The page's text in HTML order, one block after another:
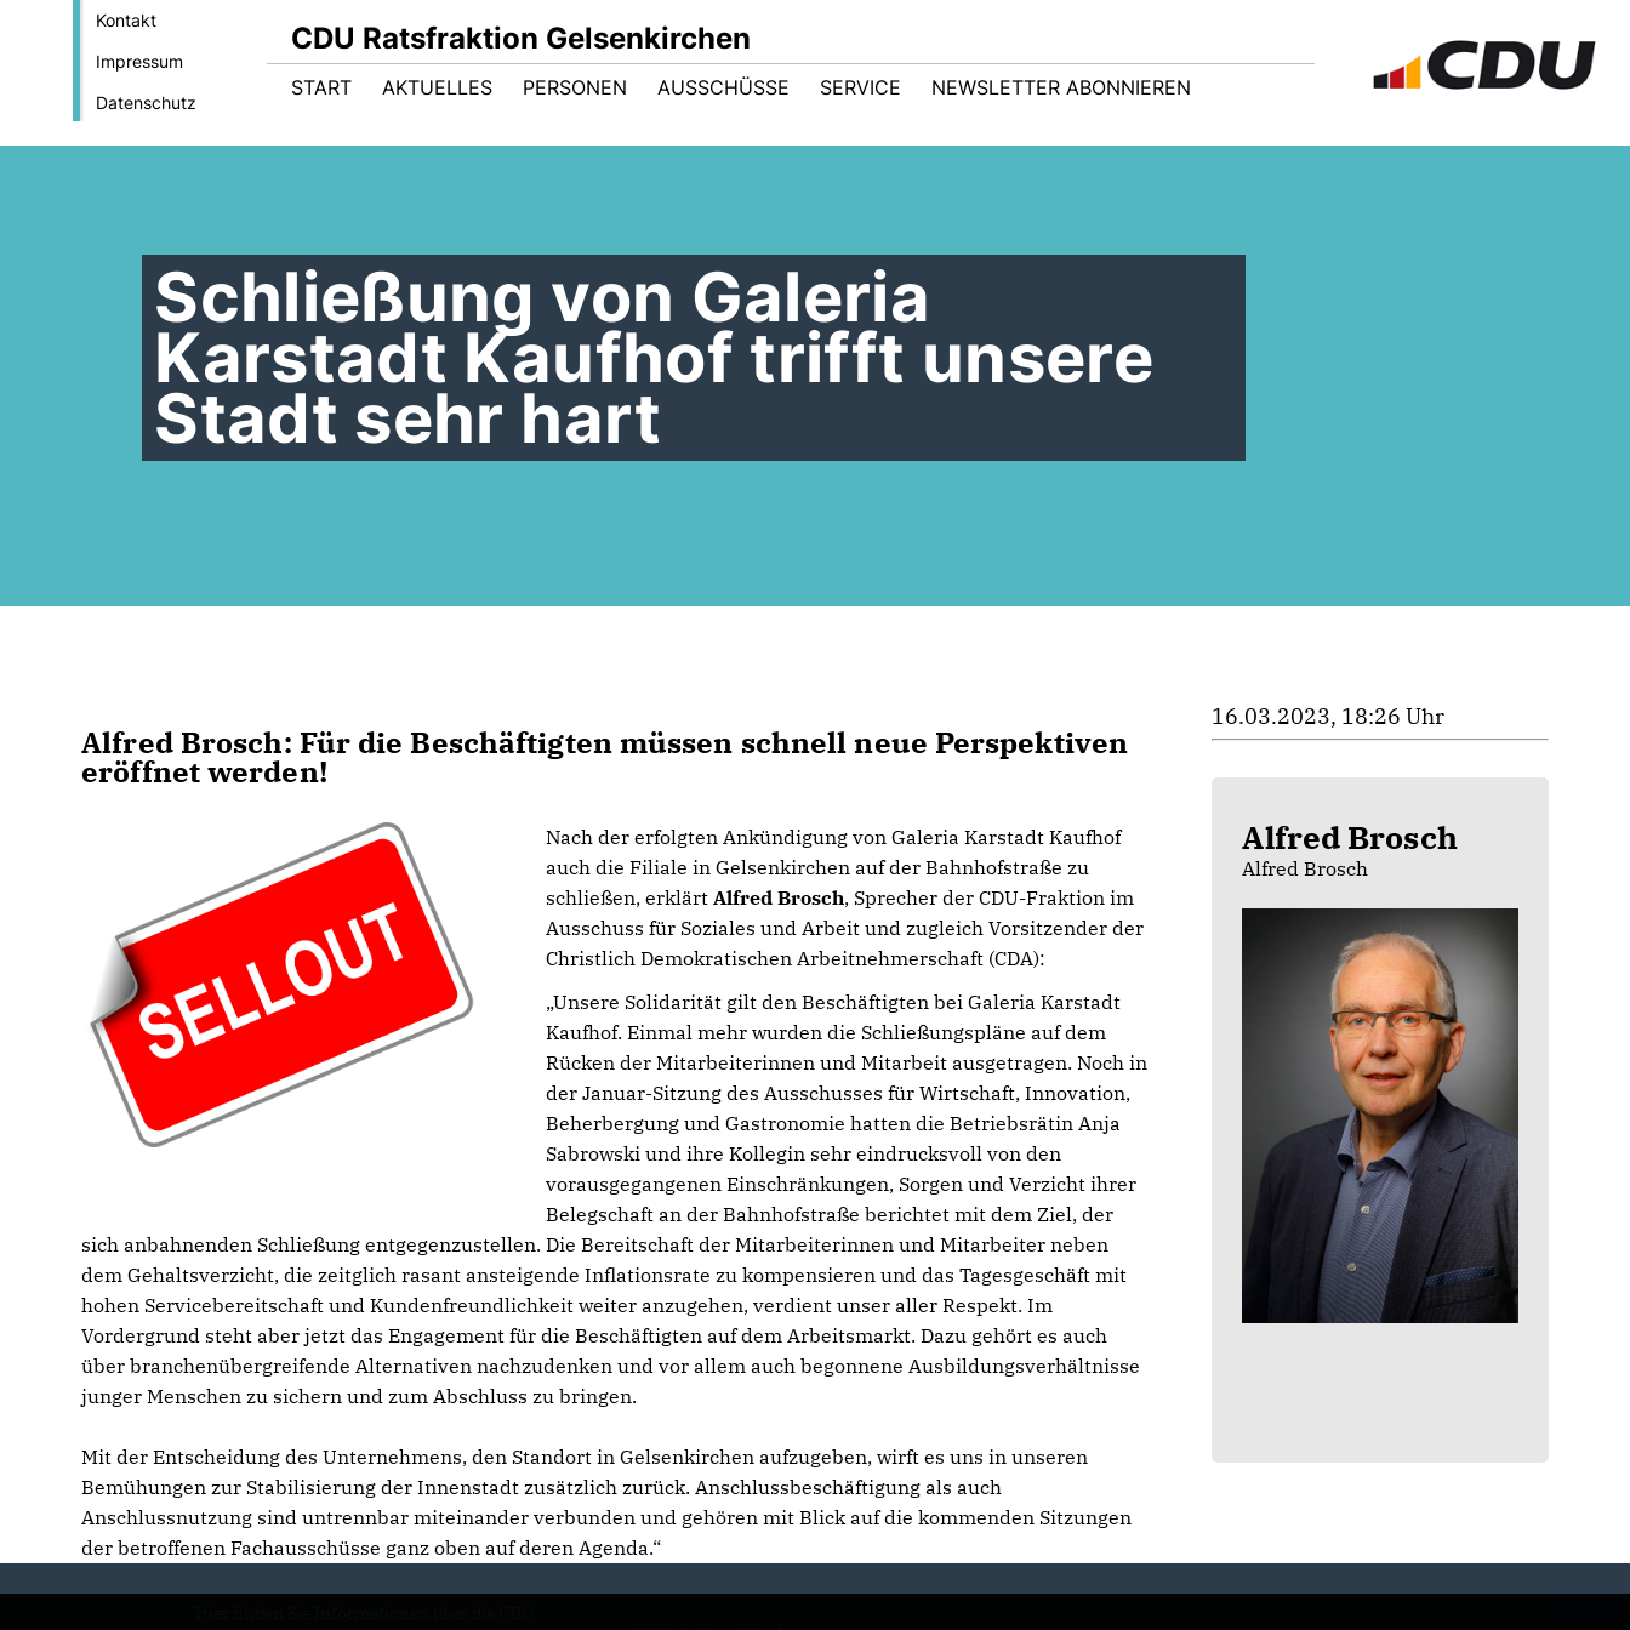
Kontakt
Impressum
Datenschutz
CDU Ratsfraktion Gelsenkirchen
START AKTUELLES PERSONEN AUSSCHÜSSE SERVICE NEWSLETTER ABONNIEREN
Schließung von Galeria
Karstadt Kaufhof trifft unsere
Stadt sehr hart
Alfred Brosch: Für die Beschäftigten müssen schnell neue Perspektiven
eröffnet werden!
Nach der erfolgten Ankündigung von Galeria Karstadt Kaufhof
auch die Filiale in Gelsenkirchen auf der Bahnhofstraße zu
schließen, erklärtAlfred Brosch, Sprecher der CDU-Fraktion im
Ausschuss für Soziales und Arbeit und zugleich Vorsitzender der
Christlich Demokratischen Arbeitnehmerschaft (CDA):
Unsere Solidarität gilt den Beschäftigten bei Galeria Karstadt
Kaufhof. Einmal mehr wurden die Schließungspläne auf dem
Rücken der Mitarbeiterinnen und Mitarbeit ausgetragen. Noch in
der Januar-Sitzung des Ausschusses für Wirtschaft, Innovation,
Beherbergung und Gastronomie hatten die Betriebsrätin Anja
Sabrowski und ihre Kollegin sehr eindrucksvoll von den
vorausgegangenen Einschränkungen, Sorgen und Verzicht ihrer
Belegschaft an der Bahnhofstraße berichtet mit dem Ziel, der
sich anbahnenden Schließung entgegenzustellen. Die Bereitschaft der Mitarbeiterinnen und Mitarbeiter neben
dem Gehaltsverzicht, die zeitglich rasant ansteigende Inflationsrate zu kompensieren und das Tagesgeschäft mit
hohen Servicebereitschaft und Kundenfreundlichkeit weiter anzugehen, verdient unser aller Respekt. Im
Vordergrund steht aber jetzt das Engagement für die Beschäftigten auf dem Arbeitsmarkt. Dazu gehört es auch
über branchenübergreifende Alternativen nachzudenken und vor allem auch begonnene Ausbildungsverhältnisse
junger Menschen zu sichern und zum Abschluss zu bringen.
Mit der Entscheidung des Unternehmens, den Standort in Gelsenkirchen aufzugeben, wirft es uns in unseren
Bemühungen zur Stabilisierung der Innenstadt zusätzlich zurück. Anschlussbeschäftigung als auch
Anschlussnutzung sind untrennbar miteinander verbunden und gehören mit Blick auf die kommenden Sitzungen
der betroffenen Fachausschüsse ganz oben auf deren Agenda.“
16.03.2023, 18:26 Uhr
Alfred Brosch
Alfred Brosch